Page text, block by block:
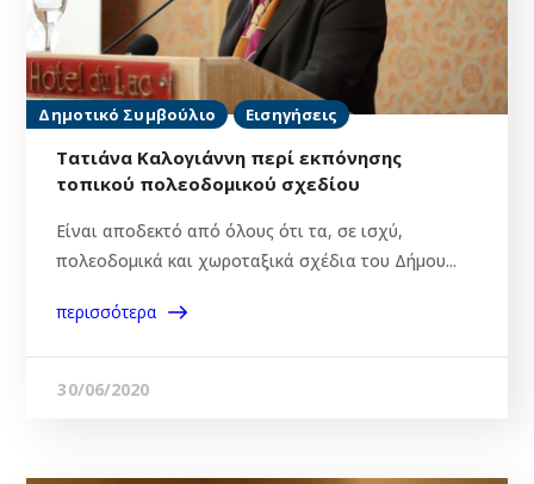
Δημοτικό Συμβούλιο Εισηγήσεις
Τατιάνα Καλογιάννη περί εκπόνησης
τοπικού πολεοδομικού σχεδίου
Είναι αποδεκτό από όλους ότι τα, σε ισχύ,
πολεοδομικά και χωροταξικά σχέδια του Δήμου...
περισσότερα
30/06/2020